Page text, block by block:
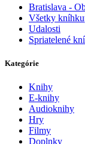
Bratislava -
Všetky
Udalosti
Spriatelené
Kategórie
Knihy
E-knihy
Audioknihy
Hry
Filmy
Doplnky